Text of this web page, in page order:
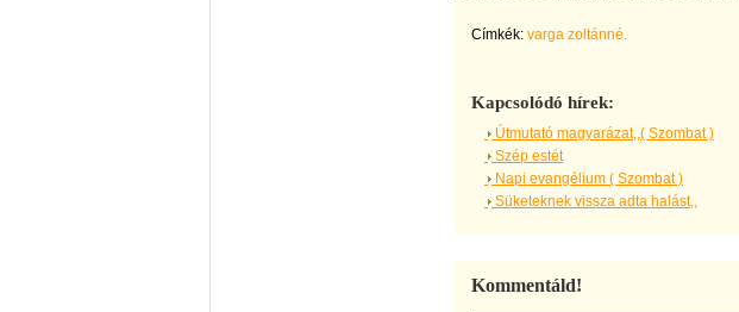
Címkék: varga zoltánné.
Kapcsolódó hírek:
Útmutató magyarázat,,( Szombat )
Szép estét
Napi evangélium ( Szombat )
Süketeknek vissza adta halást,,
Kommentáld!